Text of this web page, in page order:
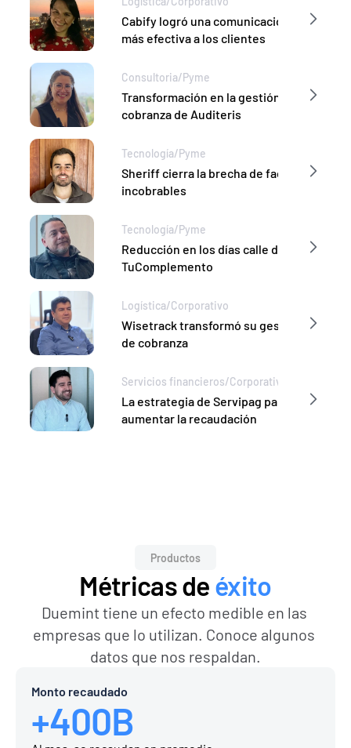
Cabify logró una comunicación
más efectiva a los clientes
Transformación en la gestión de
cobranza de Auditeris
Consultoria/Pyme
Sheriff cierra la brecha de facturas
incobrables
Tecnología/Pyme
Reducción en los días calle de
TuComplemento
Tecnología/Pyme
Wisetrack transformó su gestión
de cobranza
Logística/Corporativo
La estrategia de Servipag para
aumentar la recaudación
Servicios financieros/Corporativo
Productos
Métricas de éxito
Duemint tiene un efecto medible en las
empresas que lo utilizan. Conoce algunos
datos que nos respaldan.
Monto recaudado
+400B